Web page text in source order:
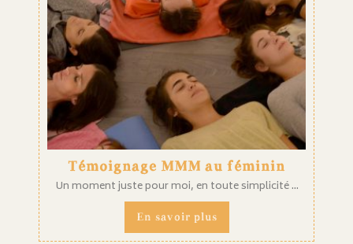
Témoignage MMM au féminin
Un moment juste pour moi, en toute simplicité ...
En savoir plus